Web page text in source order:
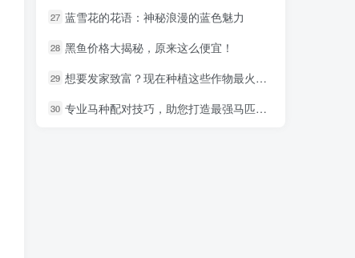
27 蓝雪花的花语：神秘浪漫的蓝色魅力
28 黑鱼价格大揭秘，原来这么便宜！
29 想要发家致富？现在种植这些作物最火爆！
30 专业马种配对技巧，助您打造最强马匹组合！
27 蓝雪花的花语：神秘浪漫的蓝色魅力
28 黑鱼价格大揭秘，原来这么便宜！
29 想要发家致富？现在种植这些作物最火爆！
30 专业马种配对技巧，助您打造最强马匹组合！